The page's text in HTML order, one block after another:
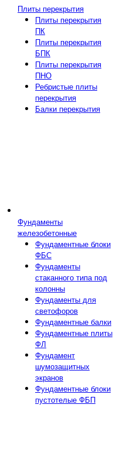
Плиты перекрытия
Плиты перекрытия
ПК
Плиты перекрытия
БПК
Плиты перекрытия
ПНО
Ребристые плиты
перекрытия
Балки перекрытия
Фундаменты
железобетонные
Фундаментные блоки
ФБС
Фундаменты
стаканного типа под
колонны
Фундаменты для
светофоров
Фундаментные балки
Фундаментные плиты
ФЛ
Фундамент
шумозащитных
экранов
Фундаментные блоки
пустотелые ФБП